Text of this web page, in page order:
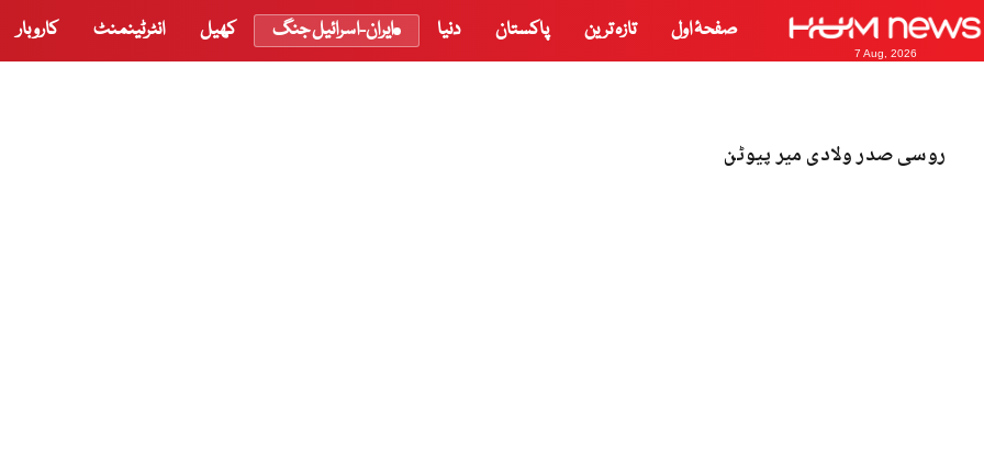
7 Aug, 2026
صفحۂ اول تازہ ترین پاکستان دنیا ایران-اسرائیل جنگ کھیل انٹرٹینمنٹ کاروبار
روسی صدر ولادی میر پیوٹن